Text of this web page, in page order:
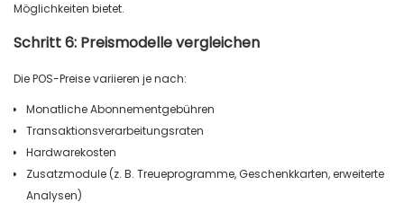
Möglichkeiten bietet.
Schritt 6: Preismodelle vergleichen
Die POS-Preise variieren je nach:
Monatliche Abonnementgebühren
Transaktionsverarbeitungsraten
Hardwarekosten
Zusatzmodule (z. B. Treueprogramme, Geschenkkarten, erweiterte
Analysen)